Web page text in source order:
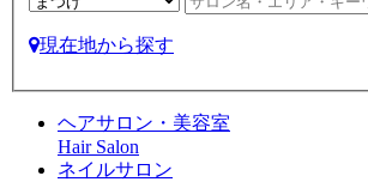
現在地から探す
ヘアサロン・美容室
Hair Salon
ネイルサロン